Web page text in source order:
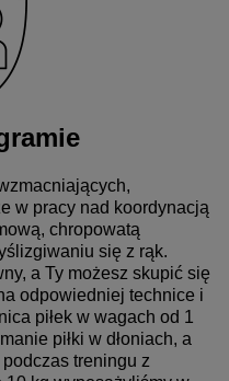
w pracy nad koordynacją
chropowatą
się z rąk.
a Ty możesz skupić się
odpowiedniej technice i
piłek w wagach od 1
piłki w dłoniach, a
treningu z